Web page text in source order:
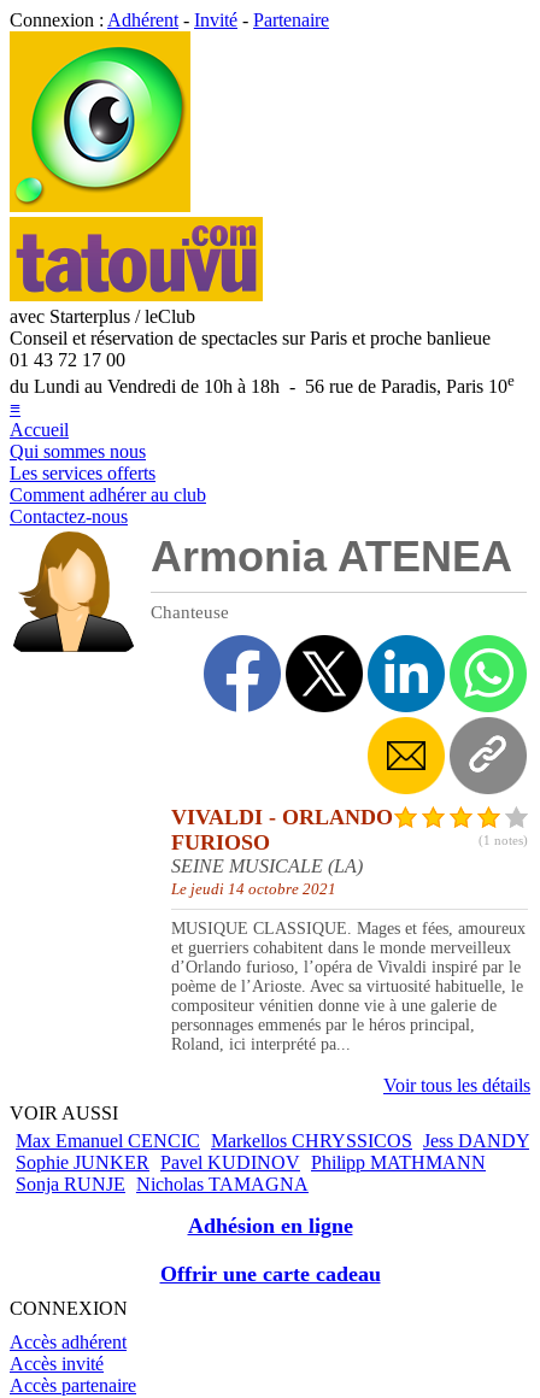
Connexion : Adhérent - Invité - Partenaire
avec Starterplus / leClub
Conseil et réservation de spectacles sur Paris et proche banlieue
01 43 72 17 00
du Lundi au Vendredi de 10h à 18h - 56 rue de Paradis, Paris 10e
≡
Accueil
Qui sommes nous
Les services offerts
Comment adhérer au club
Contactez-nous
Armonia ATENEA
Chanteuse
(1 notes)
VIVALDI - ORLANDO
FURIOSO
SEINE MUSICALE (LA)
Le jeudi 14 octobre 2021
MUSIQUE CLASSIQUE. Mages et fées, amoureux
et guerriers cohabitent dans le monde merveilleux
d’Orlando furioso, l’opéra de Vivaldi inspiré par le
poème de l’Arioste. Avec sa virtuosité habituelle, le
compositeur vénitien donne vie à une galerie de
personnages emmenés par le héros principal,
Roland, ici interprété pa...
Voir tous les détails
VOIR AUSSI
Max Emanuel CENCIC Markellos CHRYSSICOS Jess DANDY
Sophie JUNKER
Pavel KUDINOV Philipp MATHMANN
Sonja RUNJE Nicholas TAMAGNA
Adhésion en ligne
Offrir une carte cadeau
CONNEXION
Accès adhérent
Accès invité
Accès partenaire